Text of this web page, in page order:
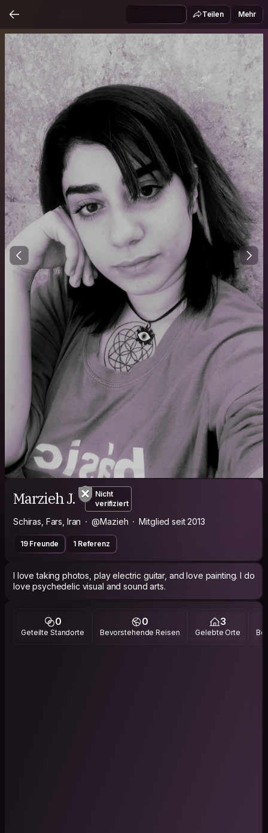
Teilen Mehr
Marzieh J.
Nicht
verifiziert
Schiras, Fars, Iran @Mazieh Mitglied seit 2013
19 Freunde 1 Referenz
I love taking photos, play electric guitar, and love painting. I do
0
Geteilte Standorte
0
Bevorstehende Reisen
3
Gelebte Orte